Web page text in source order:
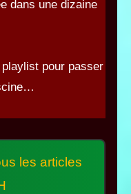
dans une dizaine
playlist pour passer
les articles